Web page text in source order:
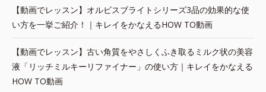
【動画でレッスン】オルビスブライトシリーズ3品の効果的な使
い方を一挙ご紹介！｜キレイをかなえるHOW TO動画
【動画でレッスン】古い角質をやさしくふき取るミルク状の美容
液「リッチミルキーリファイナー」の使い方｜キレイをかなえる
HOW TO動画